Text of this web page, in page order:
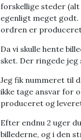
forskellige steder
egenligt meget godt.
ordren er
Da vi skulle hente
sket. Der ringede jeg
Jeg fik nummeret til
ikke tage ansvar for
produceret og
Efter endnu 2 uger
billederne, og i den